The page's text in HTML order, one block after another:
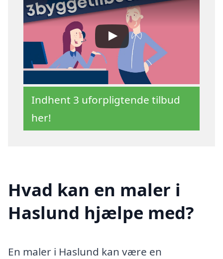
Indhent 3 uforpligtende tilbud
her!
Hvad kan en maler i
Haslund hjælpe med?
En maler i Haslund kan være en